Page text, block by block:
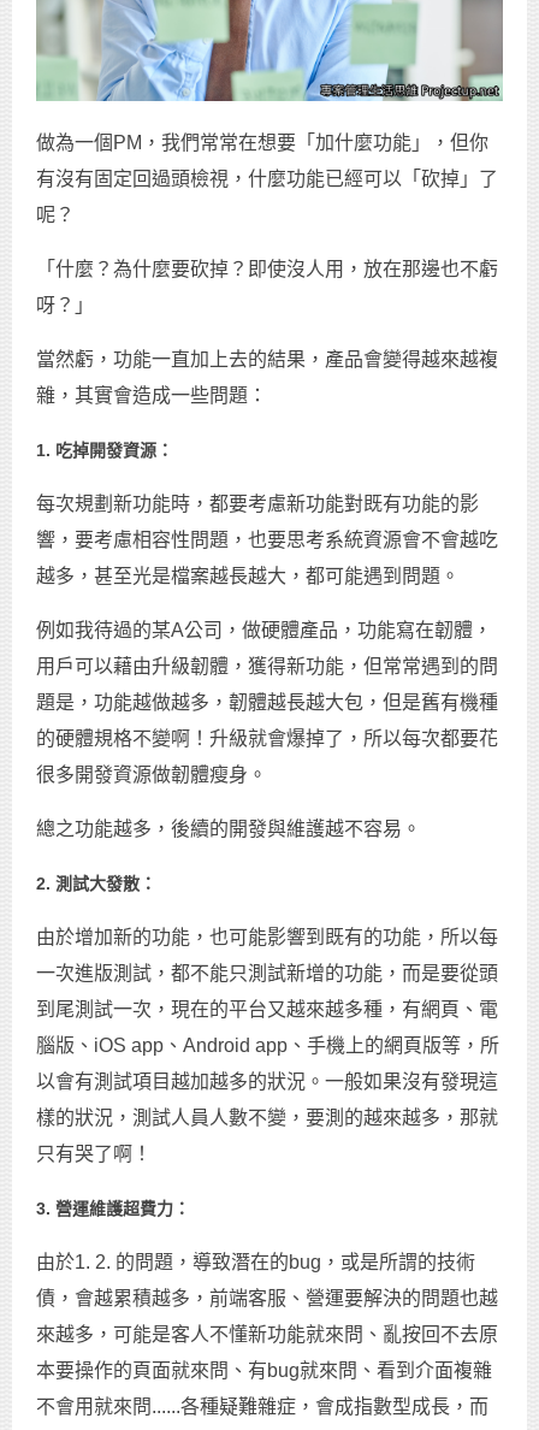
做為一個PM，我們常常在想要「加什麼功能」，但你
有沒有固定回過頭檢視，什麼功能已經可以「砍掉」了
呢？
「什麼？為什麼要砍掉？即使沒人用，放在那邊也不虧
呀？」
當然虧，功能一直加上去的結果，產品會變得越來越複
雜，其實會造成一些問題：
1. 吃掉開發資源：
每次規劃新功能時，都要考慮新功能對既有功能的影
響，要考慮相容性問題，也要思考系統資源會不會越吃
越多，甚至光是檔案越長越大，都可能遇到問題。
例如我待過的某A公司，做硬體產品，功能寫在韌體，
用戶可以藉由升級韌體，獲得新功能，但常常遇到的問
題是，功能越做越多，韌體越長越大包，但是舊有機種
的硬體規格不變啊！升級就會爆掉了，所以每次都要花
很多開發資源做韌體瘦身。
總之功能越多，後續的開發與維護越不容易。
2. 測試大發散：
由於增加新的功能，也可能影響到既有的功能，所以每
一次進版測試，都不能只測試新增的功能，而是要從頭
到尾測試一次，現在的平台又越來越多種，有網頁、電
腦版、iOS app、Android app、手機上的網頁版等，所
以會有測試項目越加越多的狀況。一般如果沒有發現這
樣的狀況，測試人員人數不變，要測的越來越多，那就
只有哭了啊！
3. 營運維護超費力：
由於1. 2. 的問題，導致潛在的bug，或是所謂的技術
債，會越累積越多，前端客服、營運要解決的問題也越
來越多，可能是客人不懂新功能就來問、亂按回不去原
本要操作的頁面就來問、有bug就來問、看到介面複雜
不會用就來問......各種疑難雜症，會成指數型成長，而